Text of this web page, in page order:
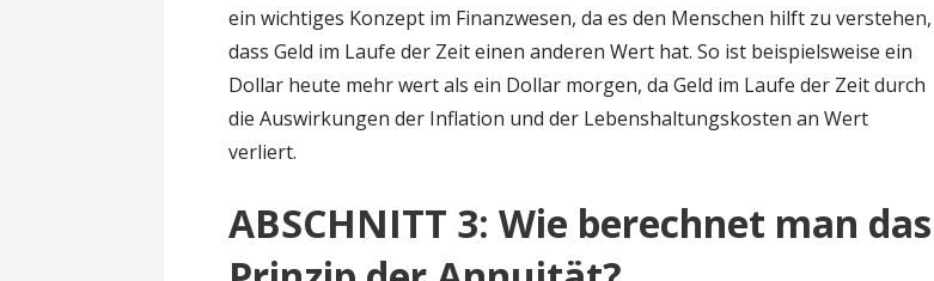
ein wichtiges Konzept im Finanzwesen, da es den Menschen hilft zu verstehen,
dass Geld im Laufe der Zeit einen anderen Wert hat. So ist beispielsweise ein
Dollar heute mehr wert als ein Dollar morgen, da Geld im Laufe der Zeit durch
die Auswirkungen der Inflation und der Lebenshaltungskosten an Wert
verliert.
ABSCHNITT 3: Wie berechnet man das